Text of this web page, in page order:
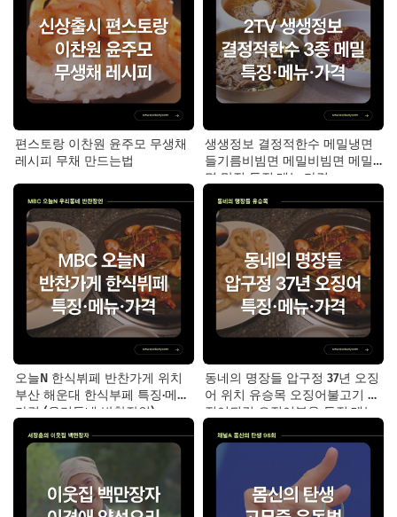
편스토랑 이찬원 윤주모 무생채
레시피 무채 만드는법
생생정보 결정적한수 메밀냉면
들기름비빔면 메밀비빔면 메밀
면 맛집 특징·메뉴·가격
오늘N 한식뷔페 반찬가게 위치
부산 해운대 한식부페 특징·메뉴·
가격 (우리동네 반찬장인)
동네의 명장들 압구정 37년 오징
어 위치 유승목 오징어불고기 오
징어튀김 오징어볶음 특징·메뉴·